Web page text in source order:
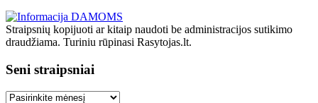
Straipsnių kopijuoti ar kitaip naudoti be administracijos sutikimo
draudžiama. Turiniu rūpinasi Rasytojas.lt.
Seni straipsniai
Seni